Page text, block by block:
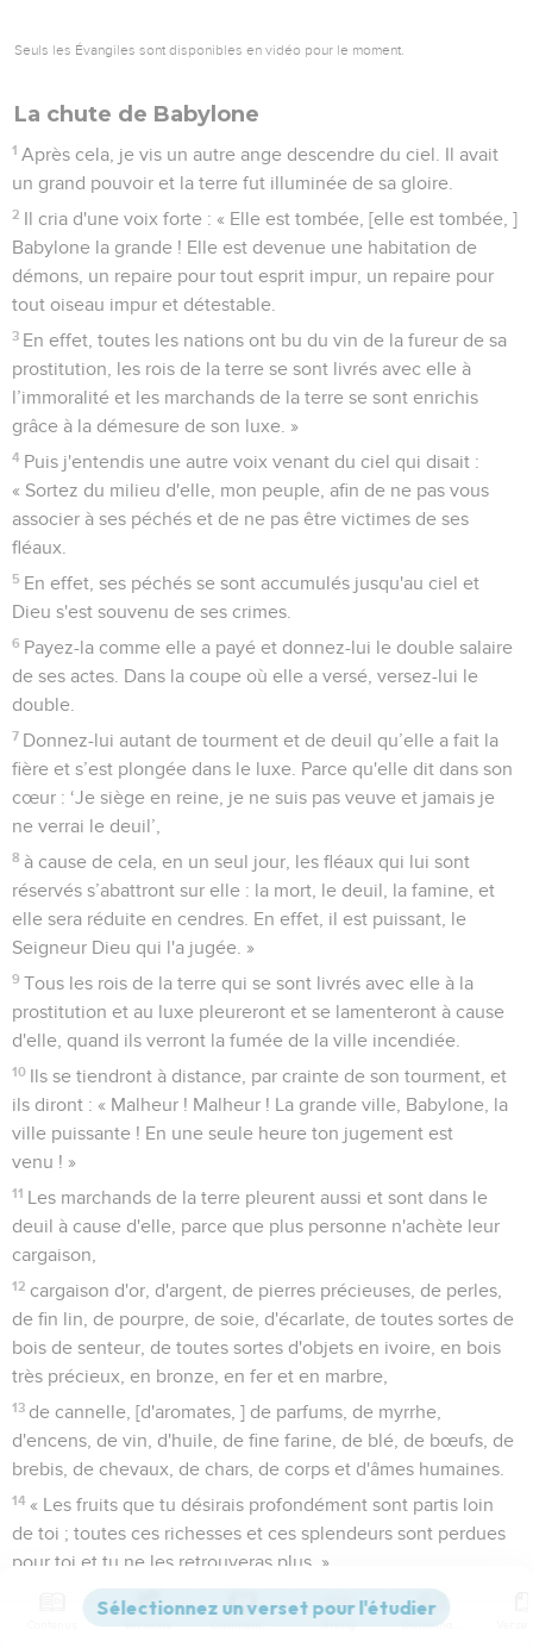
Seuls les Évangiles sont disponibles en vidéo pour le moment.
La chute de Babylone
1 Après cela, je vis un autre ange descendre du ciel. Il avait
un grand pouvoir et la terre fut illuminée de sa gloire.
2 Il cria d'une voix forte : « Elle est tombée, [elle est tombée, ]
Babylone la grande ! Elle est devenue une habitation de
démons, un repaire pour tout esprit impur, un repaire pour
tout oiseau impur et détestable.
3 En effet, toutes les nations ont bu du vin de la fureur de sa
prostitution, les rois de la terre se sont livrés avec elle à
l’immoralité et les marchands de la terre se sont enrichis
grâce à la démesure de son luxe. »
4 Puis j'entendis une autre voix venant du ciel qui disait :
« Sortez du milieu d'elle, mon peuple, afin de ne pas vous
associer à ses péchés et de ne pas être victimes de ses
fléaux.
5 En effet, ses péchés se sont accumulés jusqu'au ciel et
Dieu s'est souvenu de ses crimes.
6 Payez-la comme elle a payé et donnez-lui le double salaire
de ses actes. Dans la coupe où elle a versé, versez-lui le
double.
7 Donnez-lui autant de tourment et de deuil qu’elle a fait la
fière et s’est plongée dans le luxe. Parce qu'elle dit dans son
cœur : ‘Je siège en reine, je ne suis pas veuve et jamais je
ne verrai le deuil’,
8 à cause de cela, en un seul jour, les fléaux qui lui sont
réservés s’abattront sur elle : la mort, le deuil, la famine, et
elle sera réduite en cendres. En effet, il est puissant, le
Seigneur Dieu qui l'a jugée. »
9 Tous les rois de la terre qui se sont livrés avec elle à la
prostitution et au luxe pleureront et se lamenteront à cause
d'elle, quand ils verront la fumée de la ville incendiée.
10 Ils se tiendront à distance, par crainte de son tourment, et
ils diront : « Malheur ! Malheur ! La grande ville, Babylone, la
ville puissante ! En une seule heure ton jugement est
venu ! »
11 Les marchands de la terre pleurent aussi et sont dans le
deuil à cause d'elle, parce que plus personne n'achète leur
cargaison,
12 cargaison d'or, d'argent, de pierres précieuses, de perles,
de fin lin, de pourpre, de soie, d'écarlate, de toutes sortes de
bois de senteur, de toutes sortes d'objets en ivoire, en bois
très précieux, en bronze, en fer et en marbre,
13 de cannelle, [d'aromates, ] de parfums, de myrrhe,
d'encens, de vin, d'huile, de fine farine, de blé, de bœufs, de
brebis, de chevaux, de chars, de corps et d'âmes humaines.
14 « Les fruits que tu désirais profondément sont partis loin
de toi ; toutes ces richesses et ces splendeurs sont perdues
pour toi et tu ne les retrouveras plus. »
Les marchands de ces produits, qui se sont enrichis en
commerçant avec elle, se tiendront à distance, par crainte de
Versions Commentaires Strong